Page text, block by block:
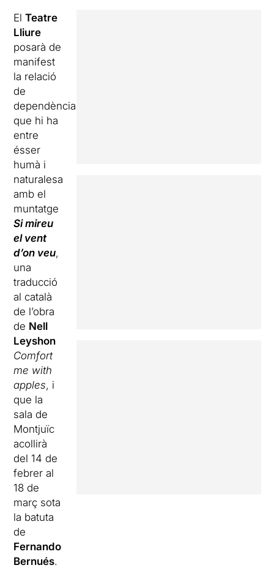
ElTeatre
Lliure
posarà de
manifest
la relació
de
dependència
que hi ha
entre
ésser
humà i
naturalesa
amb el
muntatge
Si mireu
el vent
d’on veu,
una
traducció
al català
de l’obra
de Nell
Leyshon
Comfort
me with
apples, i
que la
sala de
Montjuïc
acollirà
del 14 de
febrer al
18 de
març sota
la batuta
de
Fernando
Bernués.